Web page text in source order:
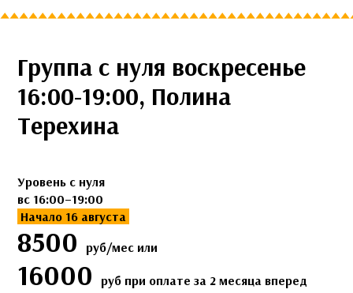
Группа с нуля воскресенье
16:00-19:00, Полина
Терехина
Уровень с нуля
вс 16:00–19:00
Начало 16 августа
8500 руб/мес или
16000 руб при оплате за 2 месяца вперед